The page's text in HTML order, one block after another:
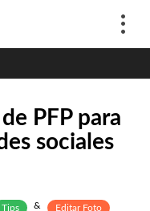
PFP para
sociales
Tips & Editar Foto